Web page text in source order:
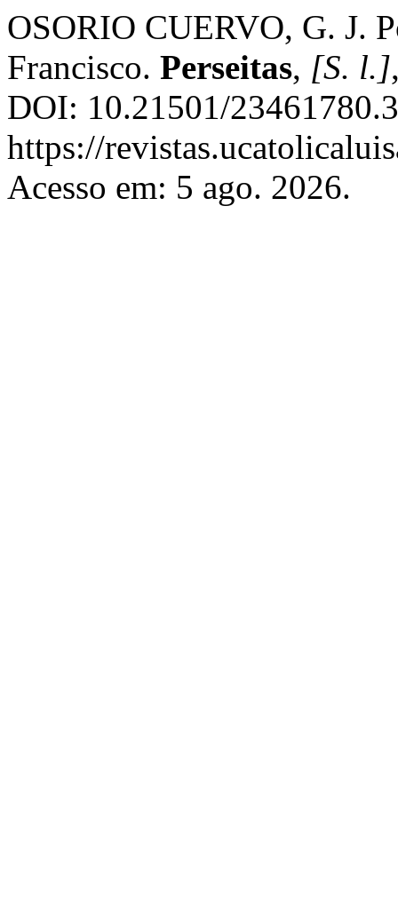
OSORIO CUERVO, G. J.
Francisco. Perseitas, [S. l.]
DOI: 10.21501/
https://
Acesso em: 5 ago. 2026.